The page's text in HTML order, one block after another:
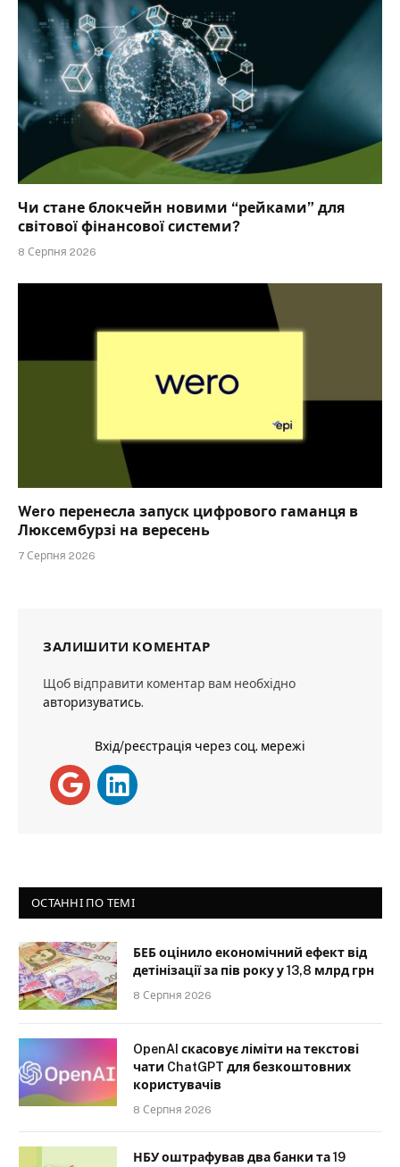
Чи стане блокчейн новими “рейками” для
світової фінансової системи?
8 Серпня 2026
Wero перенесла запуск цифрового гаманця в
Люксембурзі на вересень
7 Серпня 2026
ЗАЛИШИТИ КОМЕНТАР
Щоб відправити коментар вам необхідно
авторизуватись.
Вхід/реєстрація через соц. мережі
ОСТАННІ ПО ТЕМІ
БЕБ оцінило економічний ефект від
детінізації за пів року у 13,8 млрд грн
8 Серпня 2026
OpenAI скасовує ліміти на текстові
чати ChatGPT для безкоштовних
користувачів
8 Серпня 2026
НБУ оштрафував два банки та 19